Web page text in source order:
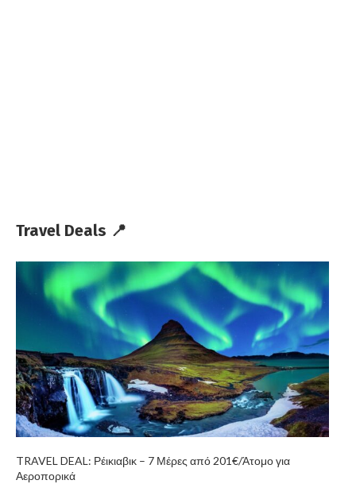
Travel Deals 📍
TRAVEL DEAL: Ρέικιαβικ – 7 Μέρες από 201€/Άτομο για
Αεροπορικά